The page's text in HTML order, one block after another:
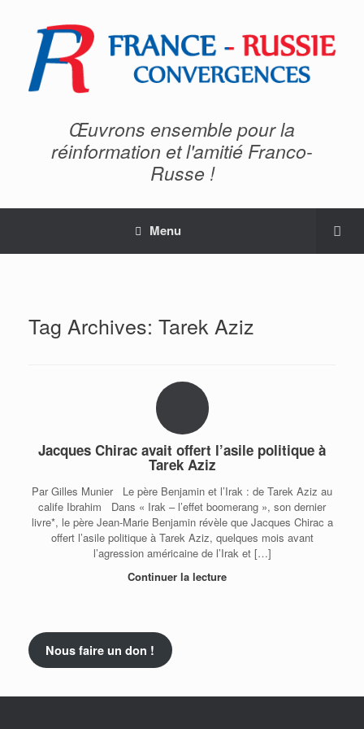
Œuvrons ensemble pour la
réinformation et l'amitié Franco-
Russe !
Menu
Tag Archives: Tarek Aziz
Jacques Chirac avait offert l’asile politique à
Tarek Aziz
Par Gilles Munier Le père Benjamin et l’Irak : de Tarek Aziz au
calife Ibrahim Dans « Irak – l’effet boomerang », son dernier
livre*, le père Jean-Marie Benjamin révèle que Jacques Chirac a
offert l’asile politique à Tarek Aziz, quelques mois avant
l’agression américaine de l’Irak et […]
Continuer la lecture
Nous faire un don !